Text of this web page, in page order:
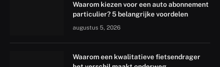
Waarom kiezen voor een auto abonnement
particulier? 5 belangrijke voordelen
augustus 5, 2026
Waarom een kwalitatieve fietsendrager